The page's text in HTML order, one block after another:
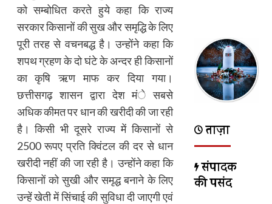
को सम्बोधित करते हुये कहा कि राज्य
सरकार किसानों की सुख और समृद्धि के लिए
पूरी तरह से वचनबद्ध है। उन्होंने कहा कि
शपथ ग्रहण के दो घंटे के अन्दर ही किसानों
का कृषि ऋण माफ कर दिया गया।
छत्तीसगढ़ शासन द्वारा देश मंे सबसे
अधिक कीमत पर धान की खरीदी की जा रही
है। किसी भी दूसरे राज्य में किसानों से
2500 रूपए प्रति क्विंटल की दर से धान
खरीदी नहीं की जा रही है। उन्होंने कहा कि
किसानों को सुखी और समृद्ध बनाने के लिए
उन्हें खेती में सिंचाई की सुविधा दी जाएगी एवं
ताज़ा
संपादक
की पसंद